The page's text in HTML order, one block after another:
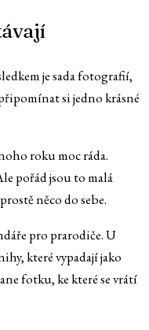
je sada fotografií,
si jedno krásné
roku moc ráda.
pořád jsou to malá
něco do sebe.
pro prarodiče. U
které vypadají jako
fotku, ke které se vrátí